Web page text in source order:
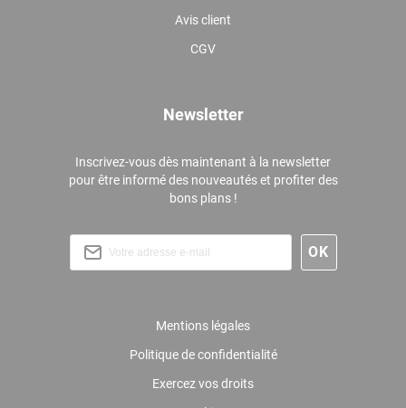
Avis client
CGV
Newsletter
Inscrivez-vous dès maintenant à la newsletter
pour être informé des nouveautés et profiter des
bons plans !
Mentions légales
Politique de confidentialité
Exercez vos droits